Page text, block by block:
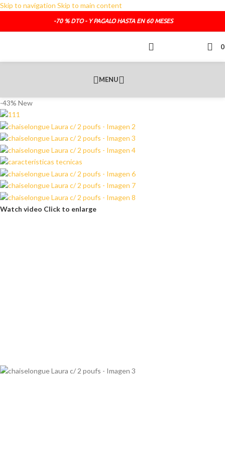
Skip to navigation Skip to main content
TELEFONO DE CONTACTO :
-70 % DTO - Y PAGALO HASTA EN 60 MESES
MENU
-43% New
Watch video Click to enlarge